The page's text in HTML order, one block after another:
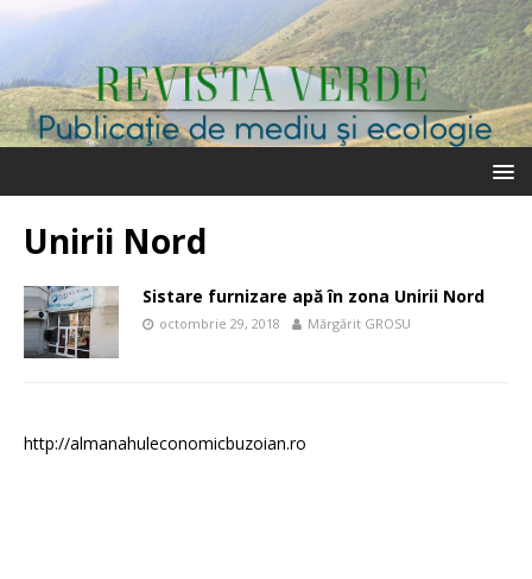
Unirii Nord
Sistare furnizare apă în zona Unirii Nord
octombrie 29, 2018 Mărgărit GROSU
http://almanahuleconomicbuzoian.ro